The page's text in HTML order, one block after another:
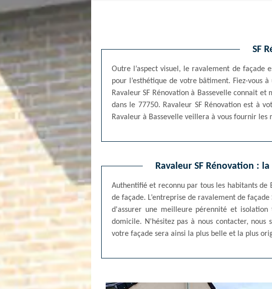
SF
Outre l’aspect visuel, le ravalement de façade
pour l’esthétique de votre bâtiment. Fiez-vous
Ravaleur SF Rénovation à Bassevelle connait
dans le 77750. Ravaleur SF Rénovation est à
Ravaleur à Bassevelle veillera à vous fournir
Ravaleur SF Rénovation :
Authentifié et reconnu par tous les habitants
de façade. L’entreprise de ravalement de
d'assurer une meilleure pérennité et
domicile. N’hésitez pas à nous contacter,
votre façade sera ainsi la plus belle et la plus